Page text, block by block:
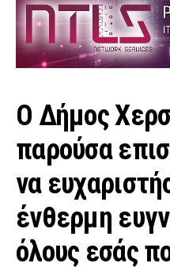
Ο Δήμος
παρούσα
να
ένθερμη
όλους εσάς